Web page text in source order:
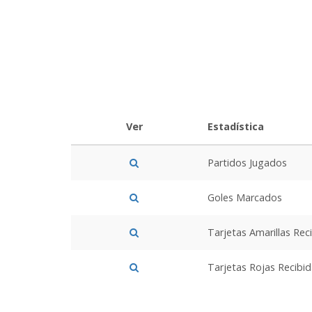
Ver Estadística
Partidos Jugados
Goles Marcados
Tarjetas Amarillas
Tarjetas Rojas